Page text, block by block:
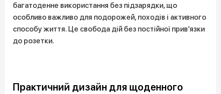
багатоденне використання без підзарядки, що
особливо важливо для подорожей, походів і активного
способу життя. Це свобода дій без постійної прив’язки
до розетки.
Практичний дизайн для щоденного